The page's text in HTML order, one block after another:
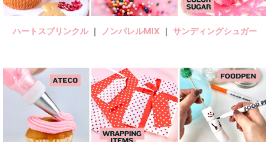
ハートスプリンクル｜ ノンパレルMIX ｜ サンディングシュガー